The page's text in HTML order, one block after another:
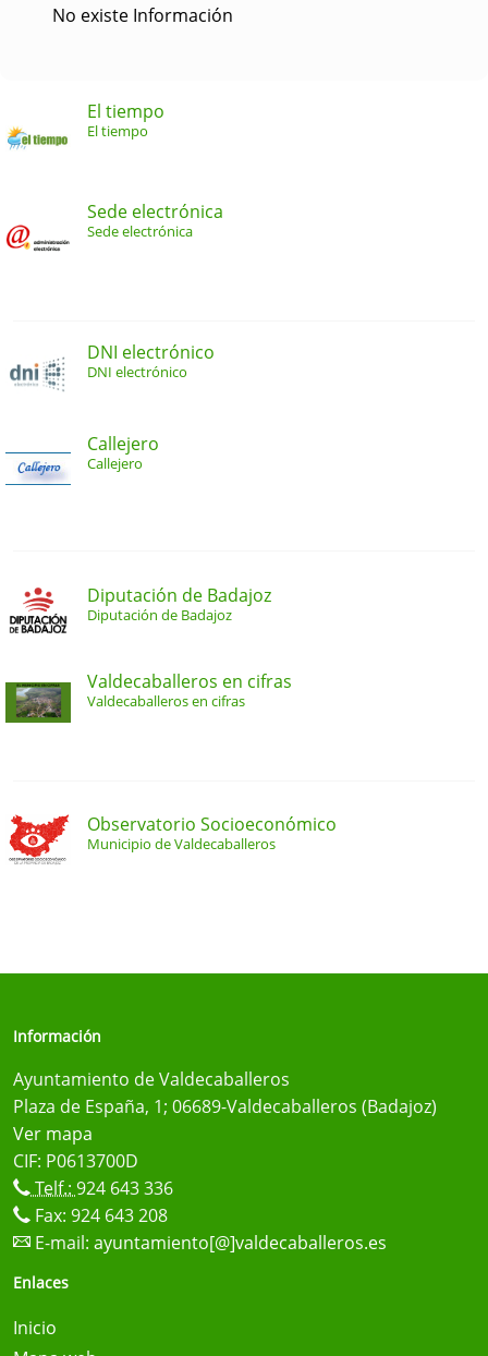
No existe Información
El tiempo
El tiempo
Sede electrónica
Sede electrónica
DNI electrónico
DNI electrónico
Callejero
Callejero
Diputación de Badajoz
Diputación de Badajoz
Valdecaballeros en cifras
Valdecaballeros en cifras
Observatorio Socioeconómico
Municipio de Valdecaballeros
Información
Ayuntamiento de Valdecaballeros
Plaza de España, 1; 06689-Valdecaballeros (Badajoz)
Ver mapa
CIF: P0613700D
Telf.: 924 643 336
Fax: 924 643 208
E-mail: ayuntamiento[@]valdecaballeros.es
Enlaces
Inicio